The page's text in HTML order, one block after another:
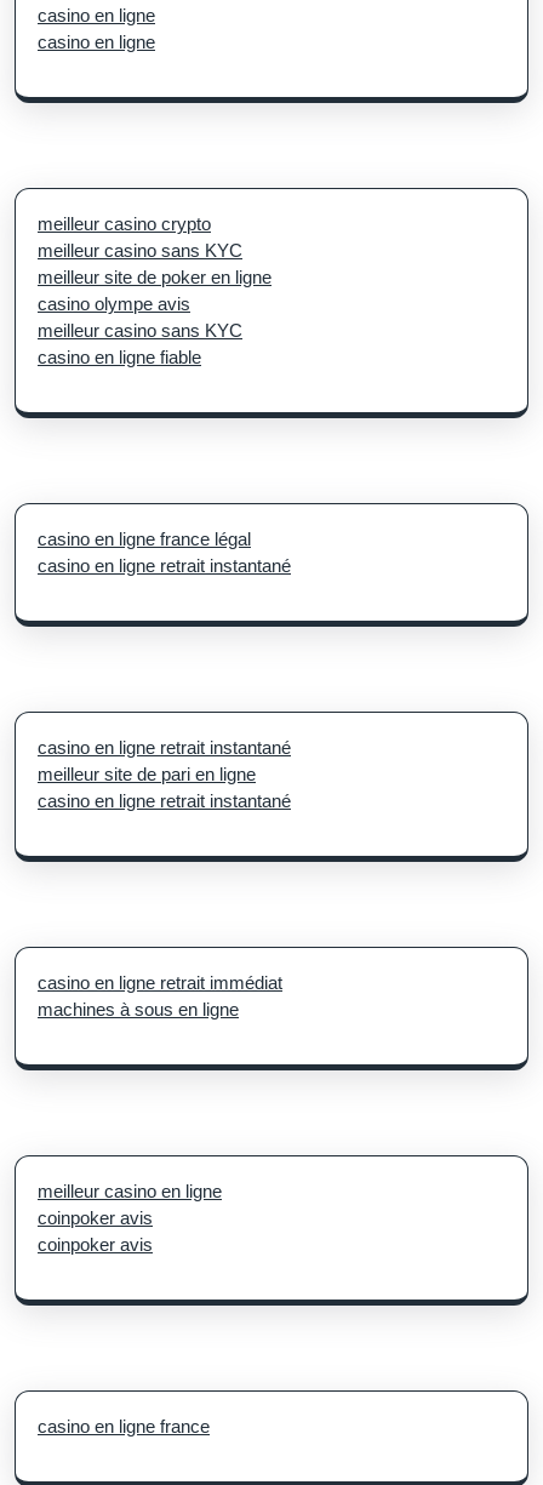
casino en ligne
casino en ligne
meilleur casino crypto
meilleur casino sans KYC
meilleur site de poker en ligne
casino olympe avis
meilleur casino sans KYC
casino en ligne fiable
casino en ligne france légal
casino en ligne retrait instantané
casino en ligne retrait instantané
meilleur site de pari en ligne
casino en ligne retrait instantané
casino en ligne retrait immédiat
machines à sous en ligne
meilleur casino en ligne
coinpoker avis
coinpoker avis
casino en ligne france